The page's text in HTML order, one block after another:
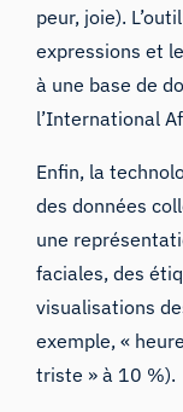
peur, joie).
expressions et
à une base de
l’International
Enfin, la
des données
une
faciales, des
visualisations
exemple, «
triste » à 10 %).